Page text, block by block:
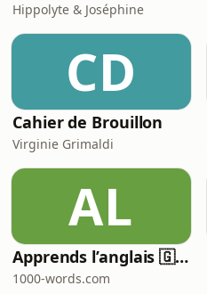
Hippolyte & Joséphine
CD
Cahier de Brouillon
Virginie Grimaldi
AL
Apprends l’anglais 🇬🇧 pendant ton sommeil 😴 1000 phrases pour débutants | avec 1000-words.com
1000-words.com